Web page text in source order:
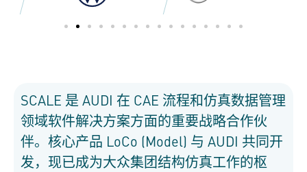
SCALE 是 AUDI 在 CAE 流程和仿真数据管理
领域软件解决方案方面的重要战略合作伙
伴。核心产品 LoCo (Model) 与 AUDI 共同开
发，现已成为大众集团结构仿真工作的枢